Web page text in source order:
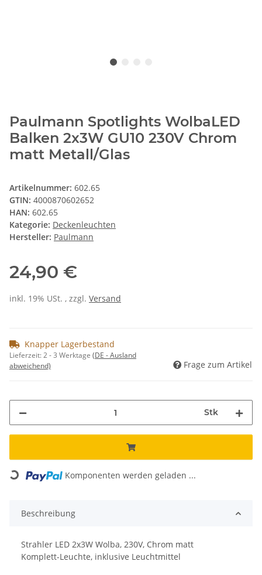
Paulmann Spotlights WolbaLED
Balken 2x3W GU10 230V Chrom
matt Metall/Glas
Artikelnummer: 602.65
GTIN: 4000870602652
HAN: 602.65
Kategorie: Deckenleuchten
Hersteller: Paulmann
24,90 €
inkl. 19% USt. , zzgl. Versand
Knapper Lagerbestand
Lieferzeit:2 - 3 Werktage (DE - Ausland
abweichend)
Frage zum Artikel
Stk
Loading... Komponenten werden geladen ...
Beschreibung
Strahler LED 2x3W Wolba, 230V, Chrom matt
Komplett-Leuchte, inklusive Leuchtmittel